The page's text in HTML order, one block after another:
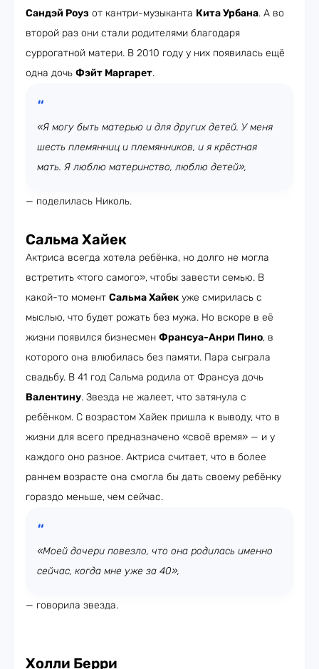
Сандэй Роуз от кантри-музыканта Кита Урбана. А во
второй раз они стали родителями благодаря
суррогатной матери. В 2010 году у них появилась ещё
одна дочь Фэйт Маргарет.
«Я могу быть матерью и для других детей. У меня
шесть племянниц и племянников, и я крёстная
мать. Я люблю материнство, люблю детей»,
— поделилась Николь.
Сальма Хайек
Актриса всегда хотела ребёнка, но долго не могла
встретить «того самого», чтобы завести семью. В
какой-то момент Сальма Хайек уже смирилась с
мыслью, что будет рожать без мужа. Но вскоре в её
жизни появился бизнесмен Франсуа-Анри Пино, в
которого она влюбилась без памяти. Пара сыграла
свадьбу. В 41 год Сальма родила от Франсуа дочь
Валентину. Звезда не жалеет, что затянула с
ребёнком. С возрастом Хайек пришла к выводу, что в
жизни для всего предназначено «своё время» — и у
каждого оно разное. Актриса считает, что в более
раннем возрасте она смогла бы дать своему ребёнку
гораздо меньше, чем сейчас.
«Моей дочери повезло, что она родилась именно
сейчас, когда мне уже за 40»,
— говорила звезда.
Холли Берри